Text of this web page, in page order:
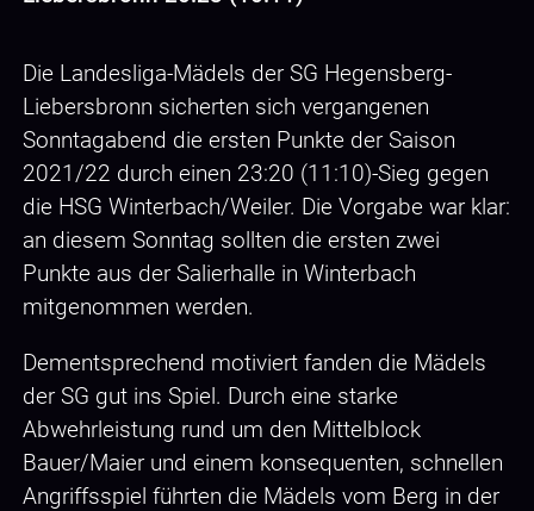
Die Landesliga-Mädels der SG Hegensberg-
Liebersbronn sicherten sich vergangenen
Sonntagabend die ersten Punkte der Saison
2021/22 durch einen 23:20 (11:10)-Sieg gegen
die HSG Winterbach/Weiler. Die Vorgabe war klar:
an diesem Sonntag sollten die ersten zwei
Punkte aus der Salierhalle in Winterbach
mitgenommen werden.
Dementsprechend motiviert fanden die Mädels
der SG gut ins Spiel. Durch eine starke
Abwehrleistung rund um den Mittelblock
Bauer/Maier und einem konsequenten, schnellen
Angriffsspiel führten die Mädels vom Berg in der